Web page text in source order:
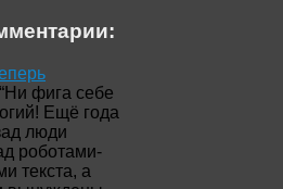
Ни фига себе
Ещё года
люди
роботами-
текста, а